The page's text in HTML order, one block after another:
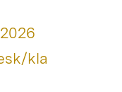
kla